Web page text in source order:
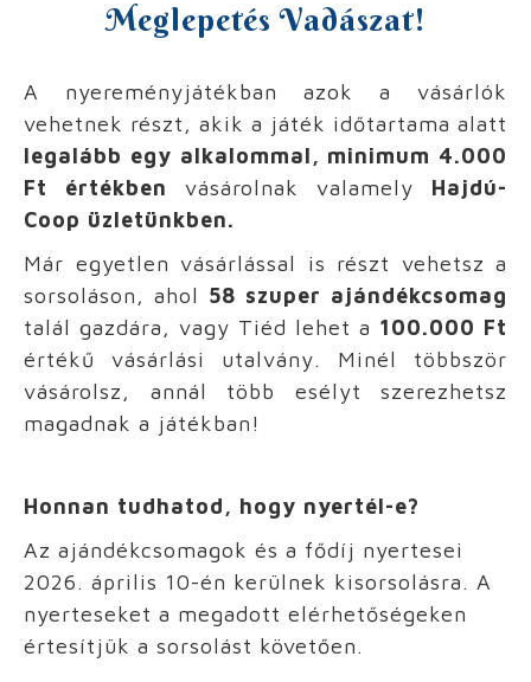
Meglepetés Vadászat!
A nyereményjátékban azok a vásárlók
vehetnek részt, akik a játék időtartama alatt
legalább egy alkalommal, minimum 4.000
Ft értékben vásárolnak valamely Hajdú-
Coop üzletünkben.
Már egyetlen vásárlással is részt vehetsz a
sorsoláson, ahol 58 szuper ajándékcsomag
talál gazdára, vagy Tiéd lehet a 100.000 Ft
értékű vásárlási utalvány. Minél többször
vásárolsz, annál több esélyt szerezhetsz
magadnak a játékban!
Honnan tudhatod, hogy nyertél-e?
Az ajándékcsomagok és a fődíj nyertesei
2026. április 10-én kerülnek kisorsolásra. A
nyerteseket a megadott elérhetőségeken
értesítjük a sorsolást követően.